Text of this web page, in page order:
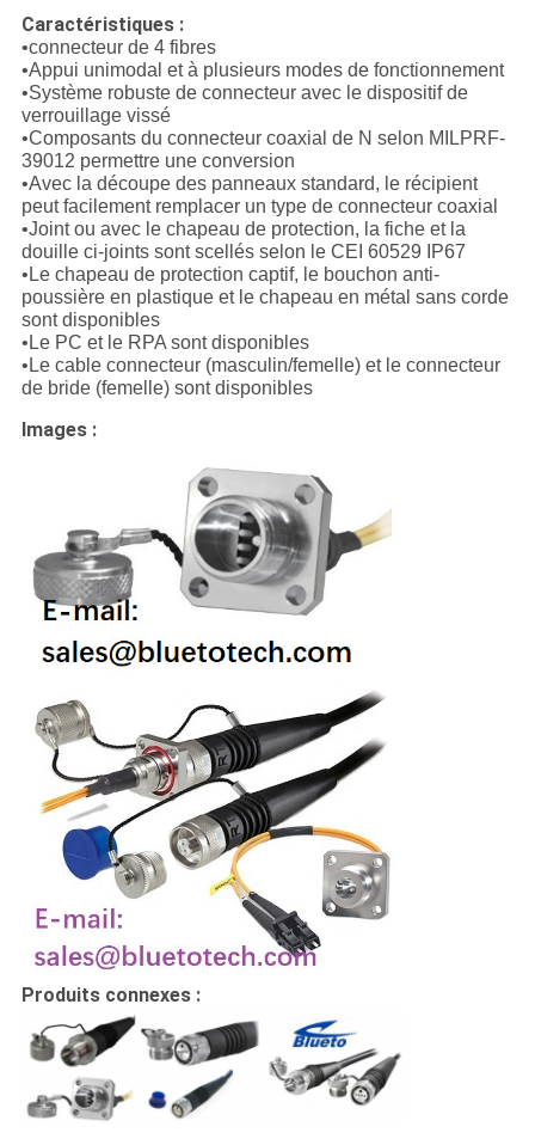
Caractéristiques :
•connecteur de 4 fibres
•Appui unimodal et à plusieurs modes de fonctionnement
•Système robuste de connecteur avec le dispositif de
verrouillage vissé
•Composants du connecteur coaxial de N selon MILPRF-
39012 permettre une conversion
•Avec la découpe des panneaux standard, le récipient
peut facilement remplacer un type de connecteur coaxial
•Joint ou avec le chapeau de protection, la fiche et la
douille ci-joints sont scellés selon le CEI 60529 IP67
•Le chapeau de protection captif, le bouchon anti-
poussière en plastique et le chapeau en métal sans corde
sont disponibles
•Le PC et le RPA sont disponibles
•Le cable connecteur (masculin/femelle) et le connecteur
de bride (femelle) sont disponibles
Images :
Produits connexes :